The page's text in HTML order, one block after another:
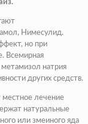
Нимесулид.
но при
Всемирная
метамизол натрия
других средств.
местное лечение
натуральные
или змеиного яда